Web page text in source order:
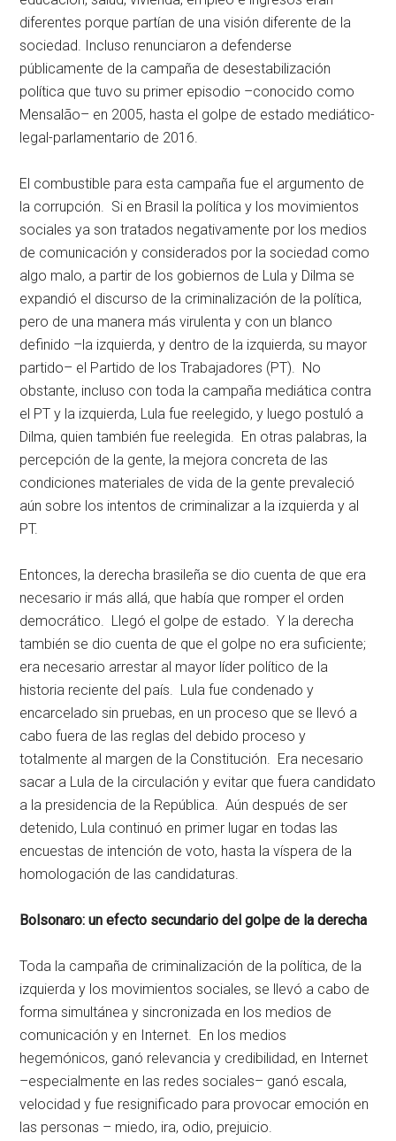
diferentes porque partían de una visión diferente de la
sociedad. Incluso renunciaron a defenderse
públicamente de la campaña de desestabilización
política que tuvo su primer episodio –conocido como
Mensalão– en 2005, hasta el golpe de estado mediático-
legal-parlamentario de 2016.
El combustible para esta campaña fue el argumento de
la corrupción. Si en Brasil la política y los movimientos
sociales ya son tratados negativamente por los medios
de comunicación y considerados por la sociedad como
algo malo, a partir de los gobiernos de Lula y Dilma se
expandió el discurso de la criminalización de la política,
pero de una manera más virulenta y con un blanco
definido –la izquierda, y dentro de la izquierda, su mayor
partido– el Partido de los Trabajadores (PT). No
obstante, incluso con toda la campaña mediática contra
el PT y la izquierda, Lula fue reelegido, y luego postuló a
Dilma, quien también fue reelegida. En otras palabras, la
percepción de la gente, la mejora concreta de las
condiciones materiales de vida de la gente prevaleció
aún sobre los intentos de criminalizar a la izquierda y al
PT.
Entonces, la derecha brasileña se dio cuenta de que era
necesario ir más allá, que había que romper el orden
democrático. Llegó el golpe de estado. Y la derecha
también se dio cuenta de que el golpe no era suficiente;
era necesario arrestar al mayor líder político de la
historia reciente del país. Lula fue condenado y
encarcelado sin pruebas, en un proceso que se llevó a
cabo fuera de las reglas del debido proceso y
totalmente al margen de la Constitución. Era necesario
sacar a Lula de la circulación y evitar que fuera candidato
a la presidencia de la República. Aún después de ser
detenido, Lula continuó en primer lugar en todas las
encuestas de intención de voto, hasta la víspera de la
homologación de las candidaturas.
Bolsonaro: un efecto secundario del golpe de la derecha
Toda la campaña de criminalización de la política, de la
izquierda y los movimientos sociales, se llevó a cabo de
forma simultánea y sincronizada en los medios de
comunicación y en Internet. En los medios
hegemónicos, ganó relevancia y credibilidad, en Internet
–especialmente en las redes sociales– ganó escala,
velocidad y fue resignificado para provocar emoción en
las personas – miedo, ira, odio, prejuicio.